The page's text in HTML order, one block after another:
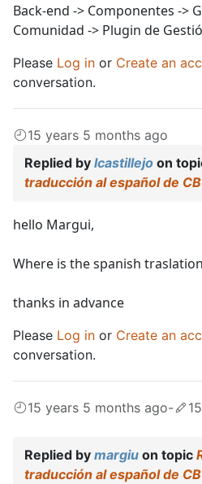
Back-end -> Componentes ->
Comunidad -> Plugin de
Please Log in or Create an
conversation.
15 years 5 months ago
Replied by lcastillejo on
traducción al español de CB
hello Margui,
Where is the spanish
thanks in advance
Please Log in or Create an
conversation.
15 years 5 months ago-
Replied by margiu on topic
traducción al español de CB